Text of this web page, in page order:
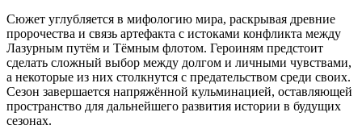
Сюжет углубляется в мифологию мира, раскрывая древние
пророчества и связь артефакта с истоками конфликта между
Лазурным путём и Тёмным флотом. Героиням предстоит
сделать сложный выбор между долгом и личными чувствами,
а некоторые из них столкнутся с предательством среди своих.
Сезон завершается напряжённой кульминацией, оставляющей
пространство для дальнейшего развития истории в будущих
сезонах.